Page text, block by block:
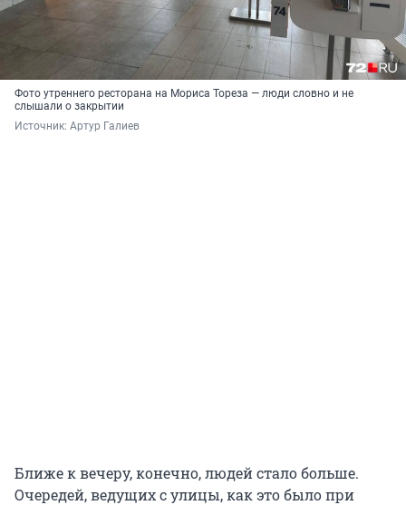
Фото утреннего ресторана на Мориса Тореза — люди словно и не
слышали о закрытии
Источник: Артур Галиев
Ближе к вечеру, конечно, людей стало больше.
Очередей, ведущих с улицы, как это было при